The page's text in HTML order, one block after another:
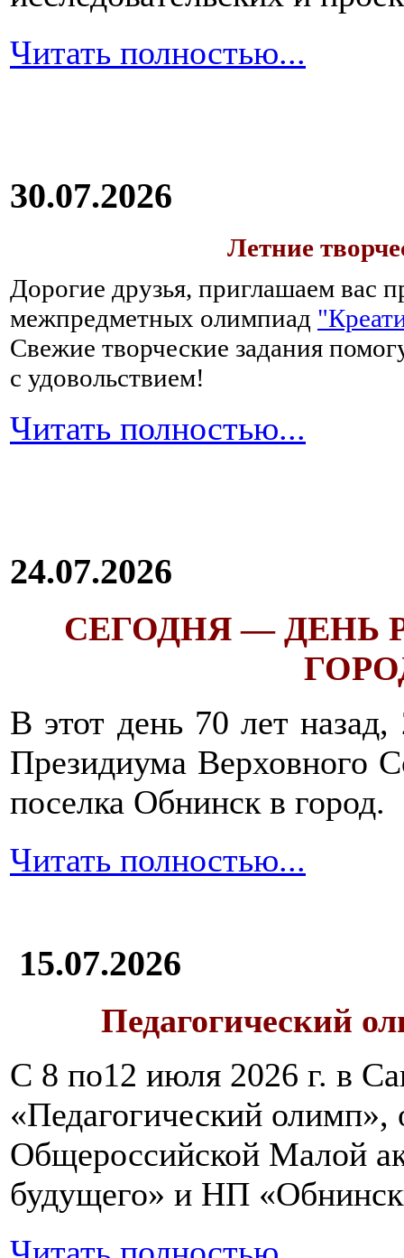
Читать полностью...
30.07.2026
Летние
Дорогие друзья, приглашаем вас
межпредметных олимпиад
Свежие творческие задания
с удовольствием!
Читать полностью...
24.07.2026
СЕГОДНЯ — ДЕНЬ
В этот день 70 лет
Президиума Верховного
поселка Обнинск в город.
Читать полностью...
15.07.2026
Педагогический
С 8 по12 июля 2026 г. в
«Педагогический олимп»,
Общероссийской Малой
будущего» и НП